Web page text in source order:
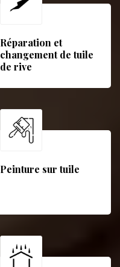
Réparation et
changement de tuile
de rive
Peinture sur tuile